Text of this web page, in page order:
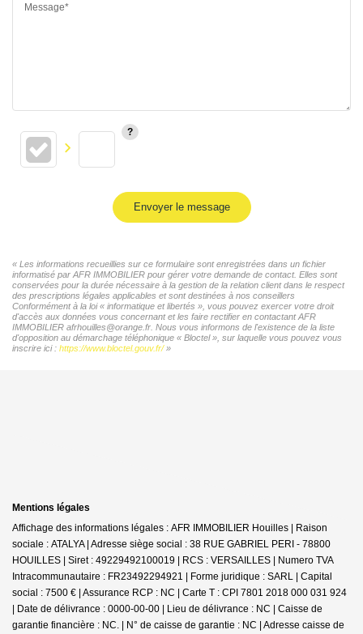
Message*
Envoyer le message
« Les informations recueillies sur ce formulaire sont enregistrées dans un fichier
informatisé par AFR IMMOBILIER pour gérer votre demande de contact. Elles sont
conservées pour la durée nécessaire à la gestion de la relation client dans le respect
des prescriptions légales applicables et sont destinées à nos conseillers
Conformément à la loi « informatique et libertés », vous pouvez exercer votre droit
d'accès aux données vous concernant et les faire rectifier en contactant AFR
IMMOBILIER afrhouilles@orange.fr. Nous vous informons de l'existence de la liste
d'opposition au démarchage téléphonique « Bloctel », sur laquelle vous pouvez vous
inscrire ici : https://www.bloctel.gouv.fr/»
Mentions légales
Affichage des informations légales : AFR IMMOBILIER Houilles | Raison
sociale : ATALYA | Adresse siège social : 38 RUE GABRIEL PERI - 78800
HOUILLES | Siret : 49229492100019 | RCS : VERSAILLES | Numero TVA
Intracommunautaire : FR23492294921 | Forme juridique : SARL | Capital
social : 7500 € | Assurance RCP : NC | Carte T : CPI 7801 2018 000 031 924
| Date de délivrance : 0000-00-00 | Lieu de délivrance : NC | Caisse de
garantie financière : NC. | N° de caisse de garantie : NC | Adresse caisse de